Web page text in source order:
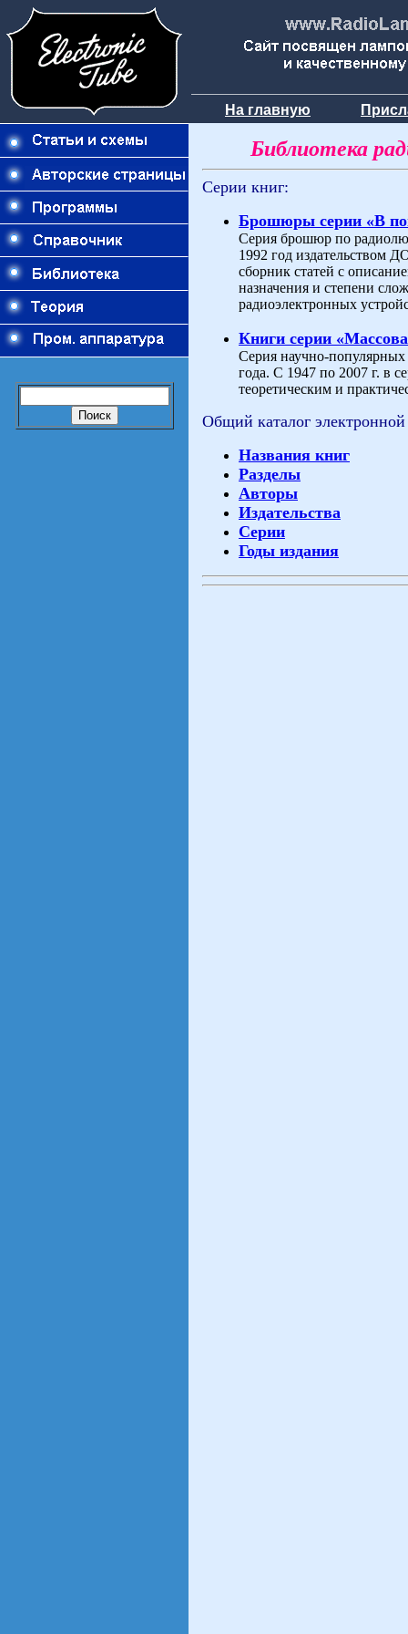
На главную
Библиотека
Серии книг:
Брошюры серии «В
Серия брошюр по
1992 год издательством
сборник статей с
назначения и степени
радиоэлектронных
Книги серии
Серия научно-
года. С 1947 по 2007 г. в
теоретическим и
Общий каталог
Названия книг
Разделы
Авторы
Издательства
Серии
Годы издания